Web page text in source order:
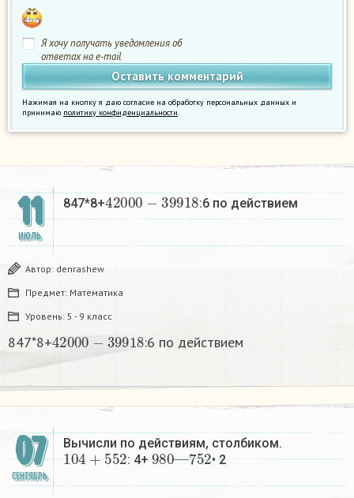
Я хочу получать уведомления об
ответах на e-mail
Нажимая на кнопку я даю согласие на обработку персональных данных и
принимаю политику конфиденциальности.
11
ИЮЛЬ
847*8+
42000−39918
:6 по действием
Автор: denrashew
Предмет: Математика
Уровень: 5 - 9 класс
847*8+ 42000 39918 :6 по действием
07
СЕНТЯБРЬ
Вычисли по действиям, столбиком.
104+552
: 4+
980—
752
• 2​